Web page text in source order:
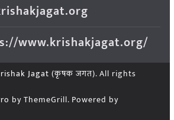
www.krishakjagat.org/
Jagat (कृषक जगत). All rights
by ThemeGrill. Powered by